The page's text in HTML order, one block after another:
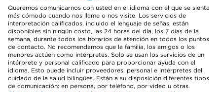
Queremos comunicarnos con usted en el idioma con el que se sienta
más cómodo cuando nos llame o nos visite. Los servicios de
interpretación calificados, incluido el lenguaje de señas, están
disponibles sin ningún costo, las 24 horas del día, los 7 días de la
semana, durante todos los horarios de atención en todos los puntos
de contacto. No recomendamos que la familia, los amigos o los
menores actúen como intérpretes. Solo se usan los servicios de un
intérprete y personal calificado para proporcionar ayuda con el
idioma. Esto puede incluir proveedores, personal e intérpretes del
cuidado de la salud bilingües. Están a su disposición diferentes tipos
de comunicación: en persona, por teléfono, por video u otras.